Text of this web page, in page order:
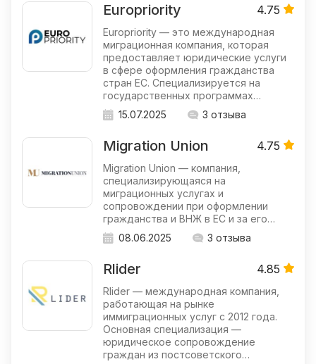
Europriority 4.75
Europriority — это международная
миграционная компания, которая
предоставляет юридические услуги
в сфере оформления гражданства
стран ЕС. Специализируется на
государственных программах…
15.07.2025
3 отзыва
Migration Union 4.75
Migration Union — компания,
специализирующаяся на
миграционных услугах и
сопровождении при оформлении
гражданства и ВНЖ в ЕС и за его…
08.06.2025
3 отзыва
Rlider 4.85
Rlider — международная компания,
работающая на рынке
иммиграционных услуг с 2012 года.
Основная специализация —
юридическое сопровождение
граждан из постсоветского…